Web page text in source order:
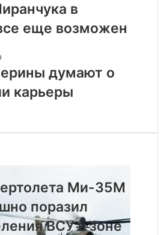
в
еще возможен
думают о
карьеры
Ми-35М
поразил
ВСУ в зоне